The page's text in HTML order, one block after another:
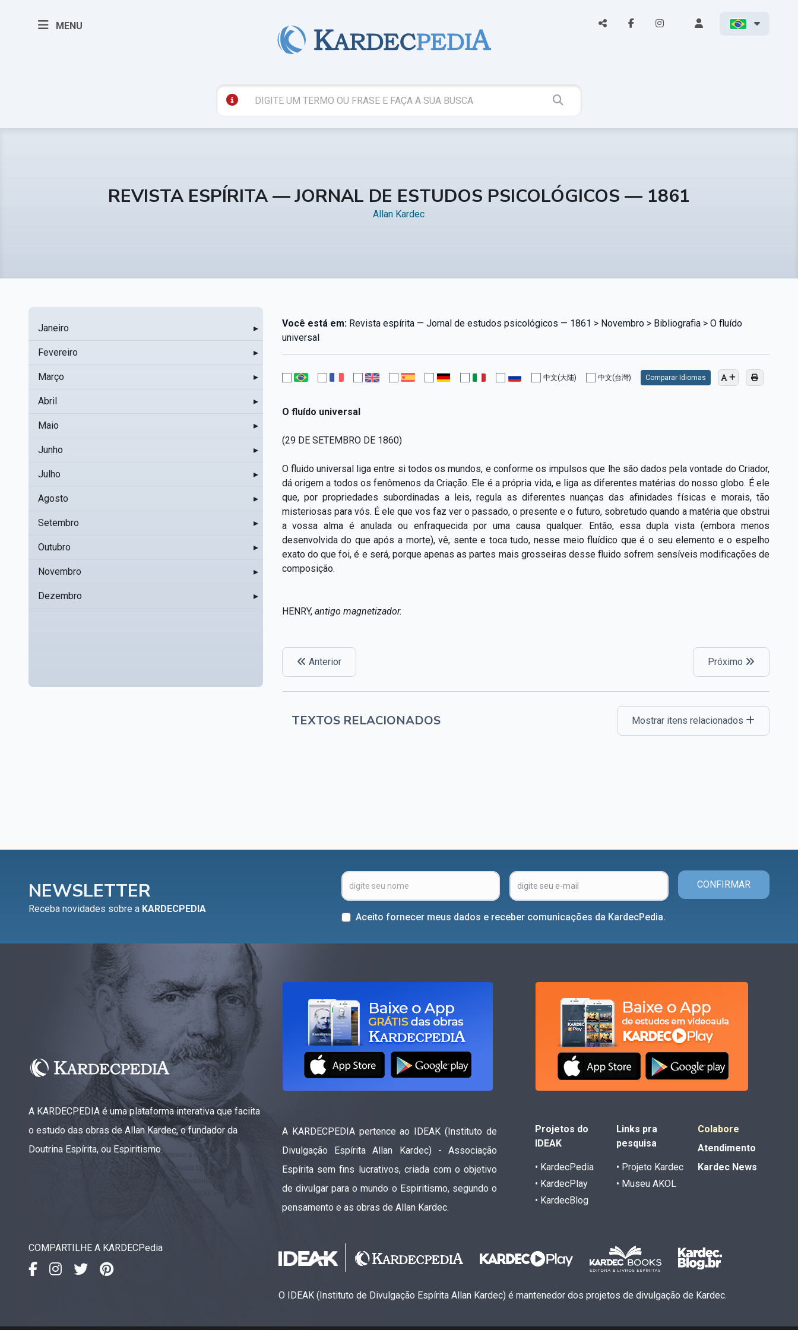
MENU
REVISTA ESPÍRITA — JORNAL DE ESTUDOS PSICOLÓGICOS — 1861
Allan Kardec
Janeiro ▸
Fevereiro ▸
Março ▸
Abril ▸
Maio ▸
Junho ▸
Julho ▸
Agosto ▸
Setembro ▸
Outubro ▸
Novembro ▸
Dezembro ▸
Você está em:Revista espírita — Jornal de estudos psicológicos — 1861 > Novembro > Bibliografia > O fluído
universal
中文(大陆) 中文(台灣) Comparar Idiomas
O fluído universal
(29 DE SETEMBRO DE 1860)
O fluido universal liga entre si todos os mundos, e conforme os impulsos que lhe são dados pela vontade do Criador,
dá origem a todos os fenômenos da Criação. Ele é a própria vida, e liga as diferentes matérias do nosso globo. É ele
que, por propriedades subordinadas a leis, regula as diferentes nuanças das afinidades físicas e morais, tão
misteriosas para vós. É ele que vos faz ver o passado, o presente e o futuro, sobretudo quando a matéria que obstrui
a vossa alma é anulada ou enfraquecida por uma causa qualquer. Então, essa dupla vista (embora menos
desenvolvida do que após a morte), vê, sente e toca tudo, nesse meio fluídico que é o seu elemento e o espelho
exato do que foi, é e será, porque apenas as partes mais grosseiras desse fluido sofrem sensíveis modificações de
composição.
HENRY, antigo magnetizador.
Anterior Próximo
TEXTOS RELACIONADOS Mostrar itens relacionados
NEWSLETTER
Receba novidades sobre a KARDECPEDIA
CONFIRMAR
Aceito fornecer meus dados e receber comunicações da KardecPedia.
A KARDECPEDIA é uma plataforma interativa que faciita
o estudo das obras de Allan Kardec, o fundador da
Doutrina Espírita, ou Espiritismo.
A KARDECPEDIA pertence ao IDEAK (Instituto de
Divulgação Espírita Allan Kardec) - Associação
Espírita sem fins lucrativos, criada com o objetivo
de divulgar para o mundo o Espiritismo, segundo o
pensamento e as obras de Allan Kardec.
Projetos do
IDEAK
• KardecPedia
• KardecPlay
• KardecBlog
Links pra
pesquisa
• Projeto Kardec
• Museu AKOL
Colabore
Atendimento
Kardec News
COMPARTILHE A KARDECPedia
O IDEAK (Instituto de Divulgação Espírita Allan Kardec) é mantenedor dos projetos de divulgação de Kardec.